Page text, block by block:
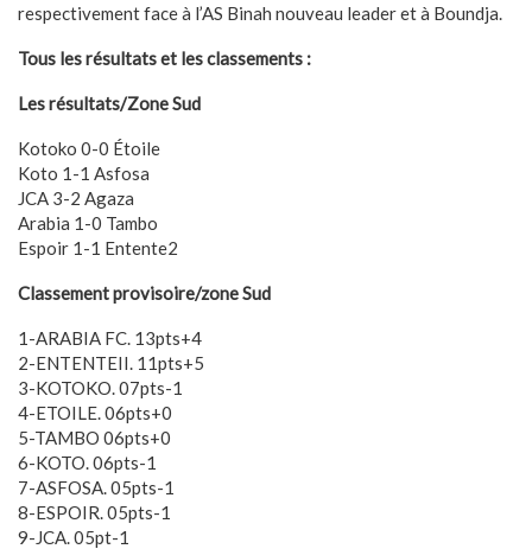
respectivement face à l’AS Binah nouveau leader et à Boundja.
Tous les résultats et les classements :
Les résultats/Zone Sud
Kotoko 0-0 Étoile
Koto 1-1 Asfosa
JCA 3-2 Agaza
Arabia 1-0 Tambo
Espoir 1-1 Entente2
Classement provisoire/zone Sud
1-ARABIA FC. 13pts+4
2-ENTENTEII. 11pts+5
3-KOTOKO. 07pts-1
4-ETOILE. 06pts+0
5-TAMBO 06pts+0
6-KOTO. 06pts-1
7-ASFOSA. 05pts-1
8-ESPOIR. 05pts-1
9-JCA. 05pt-1